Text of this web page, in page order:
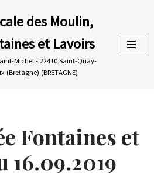
des Moulin,
et Lavoirs
Michel - 22410 Saint-Quay-
(Bretagne) (BRETAGNE)
Fontaines et
16.09.2019